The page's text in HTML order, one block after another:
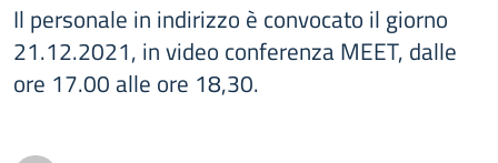
Il personale in indirizzo è convocato il giorno
21.12.2021, in video conferenza MEET, dalle
ore 17.00 alle ore 18,30.